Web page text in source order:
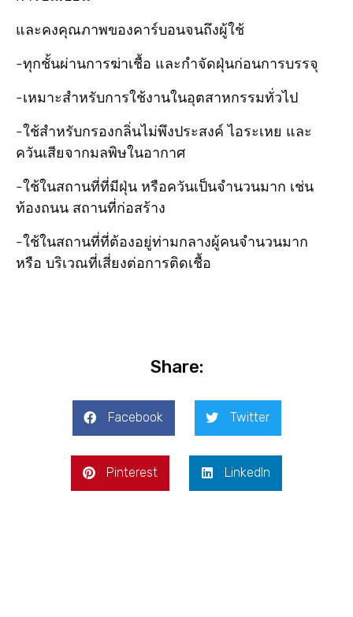
และคงคุณภาพของคาร์บอนจนถึงผู้ใช้
-ทุกชั้นผ่านการฆ่าเชื้อ และกำจัดฝุ่นก่อนการบรรจุ
-เหมาะสำหรับการใช้งานในอุตสาหกรรมทั่วไป
-ใช้สำหรับกรองกลิ่นไม่พึงประสงค์ ไอระเหย และ
ควันเสียจากมลพิษในอากาศ
-ใช้ในสถานที่ที่มีฝุ่น หรือควันเป็นจำนวนมาก เช่น
ท้องถนน สถานที่ก่อสร้าง
-ใช้ในสถานที่ที่ต้องอยู่ท่ามกลางผู้คนจำนวนมาก
หรือ บริเวณที่เสี่ยงต่อการติดเชื้อ
Share:
Facebook Twitter
Pinterest LinkedIn